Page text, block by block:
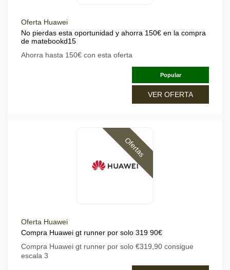
Oferta Huawei
No pierdas esta oportunidad y ahorra 150€ en la compra
de matebookd15
Ahorra hasta 150€ con esta oferta
Popular
VER OFERTA
Ofertas
Oferta Huawei
Compra Huawei gt runner por solo 319 90€
Compra Huawei gt runner por solo €319,90 consigue
escala 3